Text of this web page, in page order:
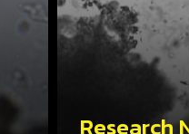
Research